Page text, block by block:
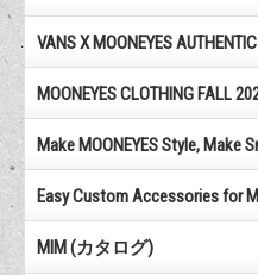
VANS X MOONEYES
MOONEYES CLOTHING FALL
Make MOONEYES Style, Make
Easy Custom Accessories for
MIM (カタログ)